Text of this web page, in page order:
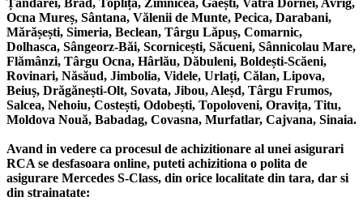
Țăndărei, Brad, Toplița, Zimnicea, Găești, Vatra Dornei, Avrig,
Ocna Mureș, Sântana, Vălenii de Munte, Pecica, Darabani,
Mărășești, Simeria, Beclean, Târgu Lăpuș, Comarnic,
Dolhasca, Sângeorz-Băi, Scornicești, Săcueni, Sânnicolau Mare,
Flămânzi, Târgu Ocna, Hârlău, Dăbuleni, Boldești-Scăeni,
Rovinari, Năsăud, Jimbolia, Videle, Urlați, Călan, Lipova,
Beiuș, Drăgănești-Olt, Sovata, Jibou, Aleșd, Târgu Frumos,
Salcea, Nehoiu, Costești, Odobești, Topoloveni, Oravița, Titu,
Moldova Nouă, Babadag, Covasna, Murfatlar, Cajvana, Sinaia.
Avand in vedere ca procesul de achizitionare al unei asigurari
RCA se desfasoara online, puteti achizitiona o polita de
asigurare Mercedes S-Class, din orice localitate din tara, dar si
din strainatate: